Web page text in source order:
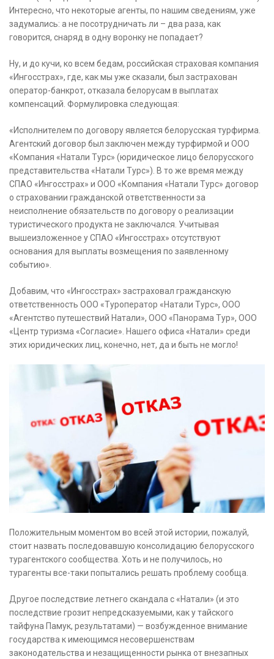
Интересно, что некоторые агенты, по нашим сведениям, уже
задумались: а не посотрудничать ли – два раза, как
говорится, снаряд в одну воронку не попадает?
Ну, и до кучи, ко всем бедам, российская страховая компания
«Ингосстрах», где, как мы уже сказали, был застрахован
оператор-банкрот, отказала белорусам в выплатах
компенсаций. Формулировка следующая:
«Исполнителем по договору является белорусская турфирма.
Агентский договор был заключен между турфирмой и ООО
«Компания «Натали Турс» (юридическое лицо белорусского
представительства «Натали Турс»). В то же время между
СПАО «Ингосстрах» и ООО «Компания «Натали Турс» договор
о страховании гражданской ответственности за
неисполнение обязательств по договору о реализации
туристического продукта не заключался. Учитывая
вышеизложенное у СПАО «Ингосстрах» отсутствуют
основания для выплаты возмещения по заявленному
событию».
Добавим, что «Ингосстрах» застраховал гражданскую
ответственность ООО «Туроператор «Натали Турс», ООО
«Агентство путешествий Натали», ООО «Панорама Тур», ООО
«Центр туризма «Согласие». Нашего офиса «Натали» среди
этих юридических лиц, конечно, нет, да и быть не могло!
Положительным моментом во всей этой истории, пожалуй,
стоит назвать последовавшую консолидацию белорусского
турагентского сообщества. Хоть и не получилось, но
турагенты все-таки попытались решать проблему сообща.
Другое последствие летнего скандала с «Натали» (и это
последствие грозит непредсказуемыми, как у тайского
тайфуна Памук, результатами) — возбужденное внимание
государства к имеющимся несовершенствам
законодательства и незащищенности рынка от внезапных